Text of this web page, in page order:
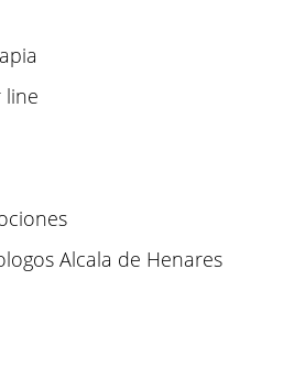
line
Alcala de Henares